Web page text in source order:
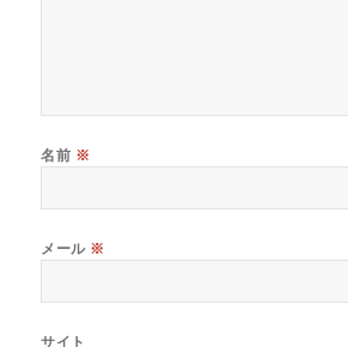
名前 ※
メール ※
サイト